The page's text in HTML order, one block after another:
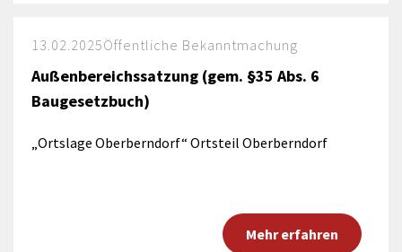
13.02.2025Öffentliche Bekanntmachung
Außenbereichssatzung (gem. §35 Abs. 6
Baugesetzbuch)
„Ortslage Oberberndorf“ Ortsteil Oberberndorf
Mehr erfahren